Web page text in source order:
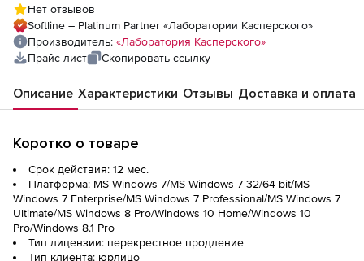
серверов
Нет отзывов
Softline – Platinum Partner «Лаборатории Касперского»
Производитель: «Лаборатория Касперского»
Прайс-лист
Скопировать ссылку
Описание Характеристики Отзывы Доставка и оплата
Коротко о товаре
Срок действия: 12 мес.
Платформа: MS Windows 7/MS Windows 7 32/64-bit/MS
Windows 7 Enterprise/MS Windows 7 Professional/MS Windows 7
Ultimate/MS Windows 8 Pro/Windows 10 Home/Windows 10
Pro/Windows 8.1 Pro
Тип лицензии: перекрестное продление
Тип клиента: юрлицо